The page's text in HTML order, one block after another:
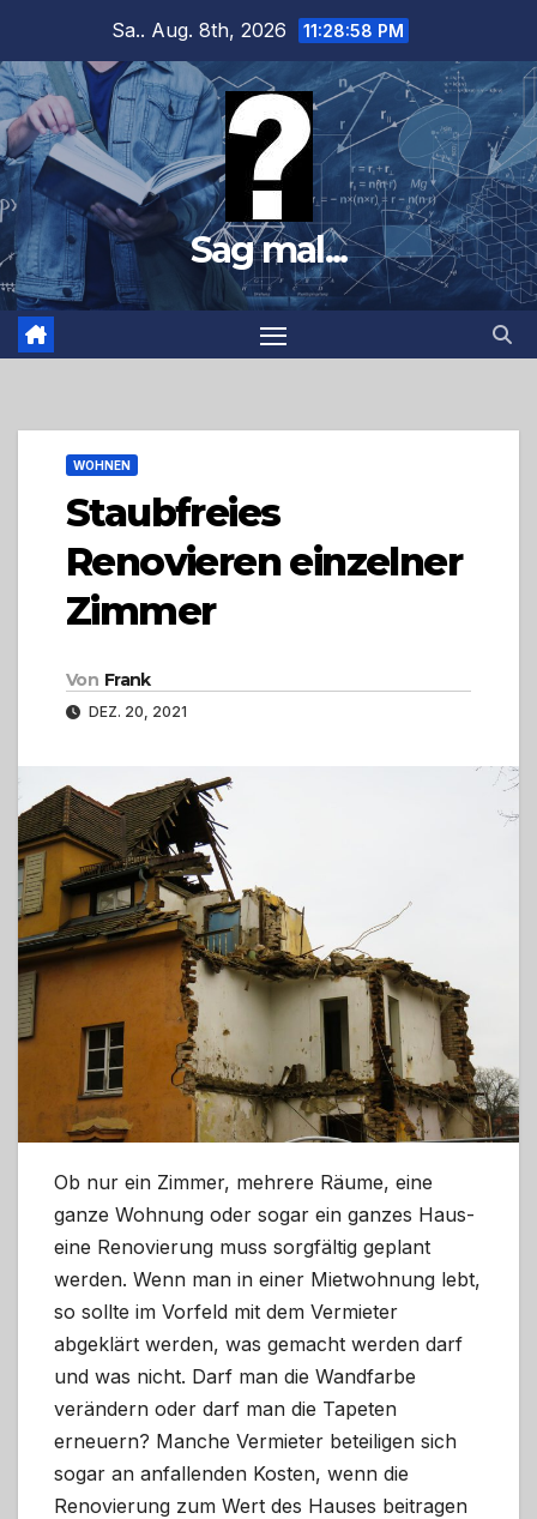
springen
Sa.. Aug. 8th, 2026 11:28:59 PM
Sag mal...
WOHNEN
Staubfreies
Renovieren einzelner
Zimmer
Von Frank
DEZ. 20, 2021
Ob nur ein Zimmer, mehrere Räume, eine
ganze Wohnung oder sogar ein ganzes Haus-
eine Renovierung muss sorgfältig geplant
werden. Wenn man in einer Mietwohnung lebt,
so sollte im Vorfeld mit dem Vermieter
abgeklärt werden, was gemacht werden darf
und was nicht. Darf man die Wandfarbe
verändern oder darf man die Tapeten
erneuern? Manche Vermieter beteiligen sich
sogar an anfallenden Kosten, wenn die
Renovierung zum Wert des Hauses beitragen